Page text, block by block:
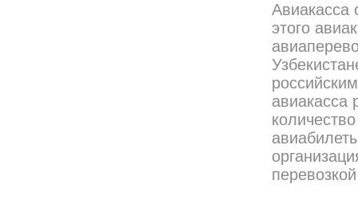
Авиакасса
этого
авиакасса